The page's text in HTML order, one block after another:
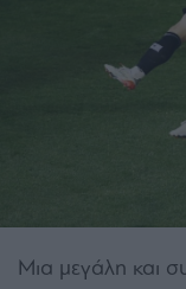
Μια μεγάλη και